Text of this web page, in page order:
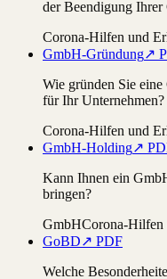
der Beendigung Ihrer
Corona-Hilfen und
GmbH-Gründung↗
Wie gründen Sie
für Ihr Unternehmen?
Corona-Hilfen und
GmbH-Holding↗
Kann Ihnen ein
bringen?
GmbHCorona-Hilfen
GoBD↗ PDF
Welche